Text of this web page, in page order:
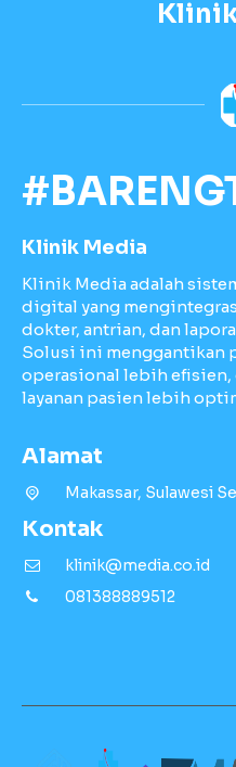
Klinik Media
Klinik Media adalah
digital yang
dokter, antrian, dan
Solusi ini menggantikan
operasional lebih efisien,
layanan pasien lebih
Alamat
Makassar, Sulawesi
Kontak
klinik@media.co.id
081388889512